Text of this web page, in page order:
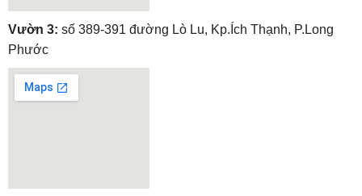
embedgooglemap.net
Vườn 3: số 389-391 đường Lò Lu, Kp.Ích Thạnh, P.Long
Phước